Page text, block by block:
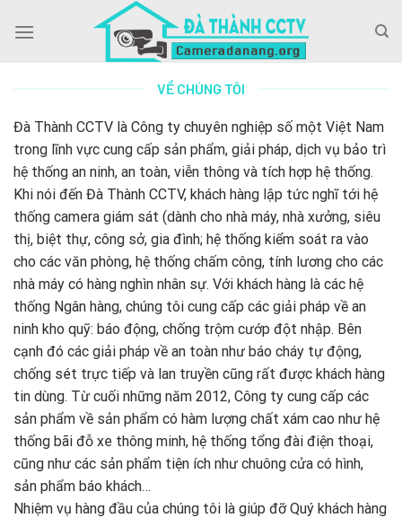
VỀ CHÚNG TÔI
Đà Thành CCTV là Công ty chuyên nghiệp số một Việt Nam
trong lĩnh vực cung cấp sản phẩm, giải pháp, dịch vụ bảo trì
hệ thống an ninh, an toàn, viễn thông và tích hợp hệ thống.
Khi nói đến Đà Thành CCTV, khách hàng lập tức nghĩ tới hệ
thống camera giám sát (dành cho nhà máy, nhà xưởng, siêu
thị, biệt thự, công sở, gia đình; hệ thống kiểm soát ra vào
cho các văn phòng, hệ thống chấm công, tính lương cho các
nhà máy có hàng nghìn nhân sự. Với khách hàng là các hệ
thống Ngân hàng, chúng tôi cung cấp các giải pháp về an
ninh kho quỹ: báo động, chống trộm cướp đột nhập. Bên
cạnh đó các giải pháp về an toàn như báo cháy tự động,
chống sét trực tiếp và lan truyền cũng rất được khách hàng
tin dùng. Từ cuối những năm 2012, Công ty cung cấp các
sản phẩm về sản phẩm có hàm lượng chất xám cao như hệ
thống bãi đỗ xe thông minh, hệ thống tổng đài điện thoại,
cũng như các sản phẩm tiện ích như chuông cửa có hình,
sản phẩm báo khách…
Nhiệm vụ hàng đầu của chúng tôi là giúp đỡ Quý khách hàng